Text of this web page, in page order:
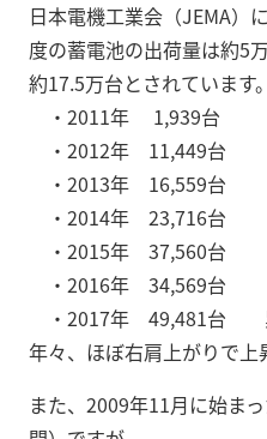
日本電機工業会（JEMA）
度の蓄電池の出荷量は約5
約17.5万台とされています
・2011年 1,939台
・2012年 11,449台
・2013年 16,559台
・2014年 23,716台
・2015年 37,560台
・2016年 34,569台
・2017年 49,481台
年々、ほぼ右肩上がりで上
また、2009年11月に始ま